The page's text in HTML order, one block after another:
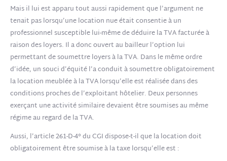
Mais il lui est apparu tout aussi rapidement que l’argument ne
tenait pas lorsqu’une location nue était consentie à un
professionnel susceptible lui-même de déduire la TVA facturée à
raison des loyers. Il a donc ouvert au bailleur l’option lui
permettant de soumettre loyers à la TVA. Dans le même ordre
d’idée, un souci d’équité l’a conduit à soumettre obligatoirement
la location meublée à la TVA lorsqu’elle est réalisée dans des
conditions proches de l’exploitant hôtelier. Deux personnes
exerçant une activité similaire devaient être soumises au même
régime au regard de la TVA.
Aussi, l’article 261-D-4° du CGI dispose-t-il que la location doit
obligatoirement être soumise à la taxe lorsqu’elle est :